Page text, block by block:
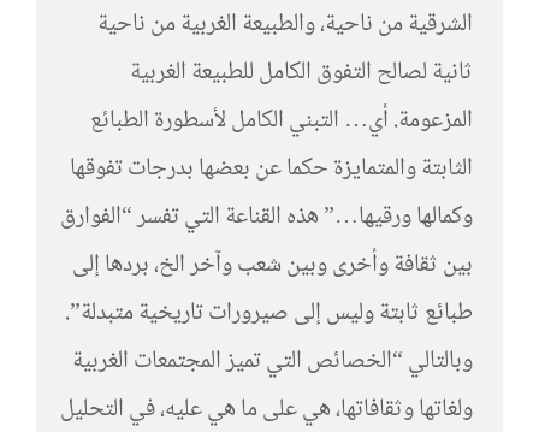
الشرقية من ناحية، والطبيعة الغربية من ناحية
ثانية لصالح التفوق الكامل للطبيعة الغربية
المزعومة. أي… التبني الكامل لأسطورة الطبائع
الثابتة والمتمايزة حكما عن بعضها بدرجات تفوقها
وكمالها ورقيها…” هذه القناعة التي تفسر “الفوارق
بين ثقافة وأخرى وبين شعب وآخر الخ، بردها إلى
طبائع ثابتة وليس إلى صيرورات تاريخية متبدلة”.
وبالتالي “الخصائص التي تميز المجتمعات الغربية
ولغاتها وثقافاتها، هي على ما هي عليه، في التحليل